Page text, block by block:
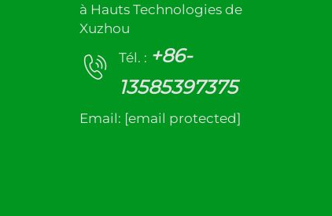
à Hauts Technologies de
Xuzhou
Tél. : +86-
13585397375
Email: [email protected]